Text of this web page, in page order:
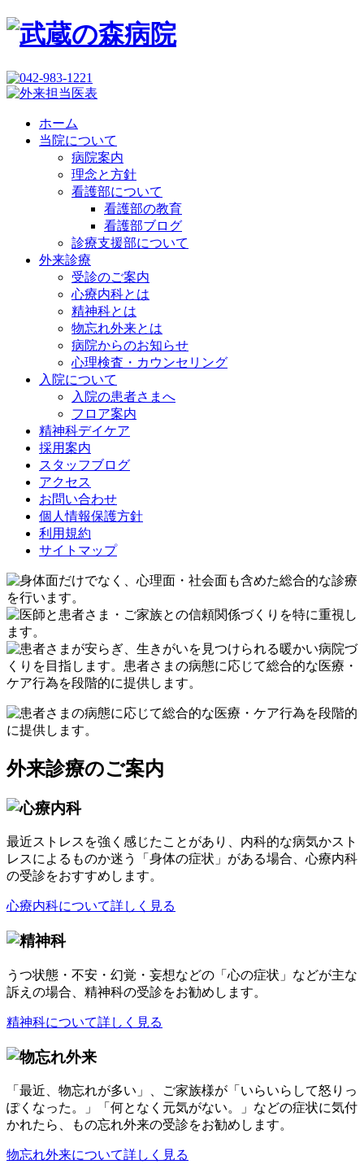
ホーム
当院について
病院案内
理念と方針
看護部について
看護部の教育
看護部ブログ
診療支援部について
外来診療
受診のご案内
心療内科とは
精神科とは
物忘れ外来とは
病院からのお知らせ
心理検査・カウンセリング
入院について
入院の患者さまへ
フロア案内
精神科デイケア
採用案内
スタッフブログ
アクセス
お問い合わせ
個人情報保護方針
利用規約
サイトマップ
外来診療のご案内
最近ストレスを強く感じたことがあり、内科的な病気かスト
レスによるものか迷う「身体の症状」がある場合、心療内科
の受診をおすすめします。
心療内科について詳しく見る
うつ状態・不安・幻覚・妄想などの「心の症状」などが主な
訴えの場合、精神科の受診をお勧めします。
精神科について詳しく見る
「最近、物忘れが多い」、ご家族様が「いらいらして怒りっ
ぽくなった。」「何となく元気がない。」などの症状に気付
かれたら、もの忘れ外来の受診をお勧めします。
物忘れ外来について詳しく見る